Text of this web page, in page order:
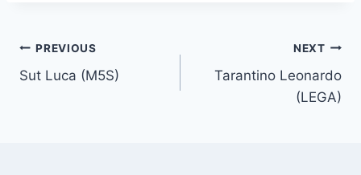
T
a
Post
navigation
PREVIOUS
Sut Luca (M5S)
NEXT
Tarantino Leonardo
(LEGA)